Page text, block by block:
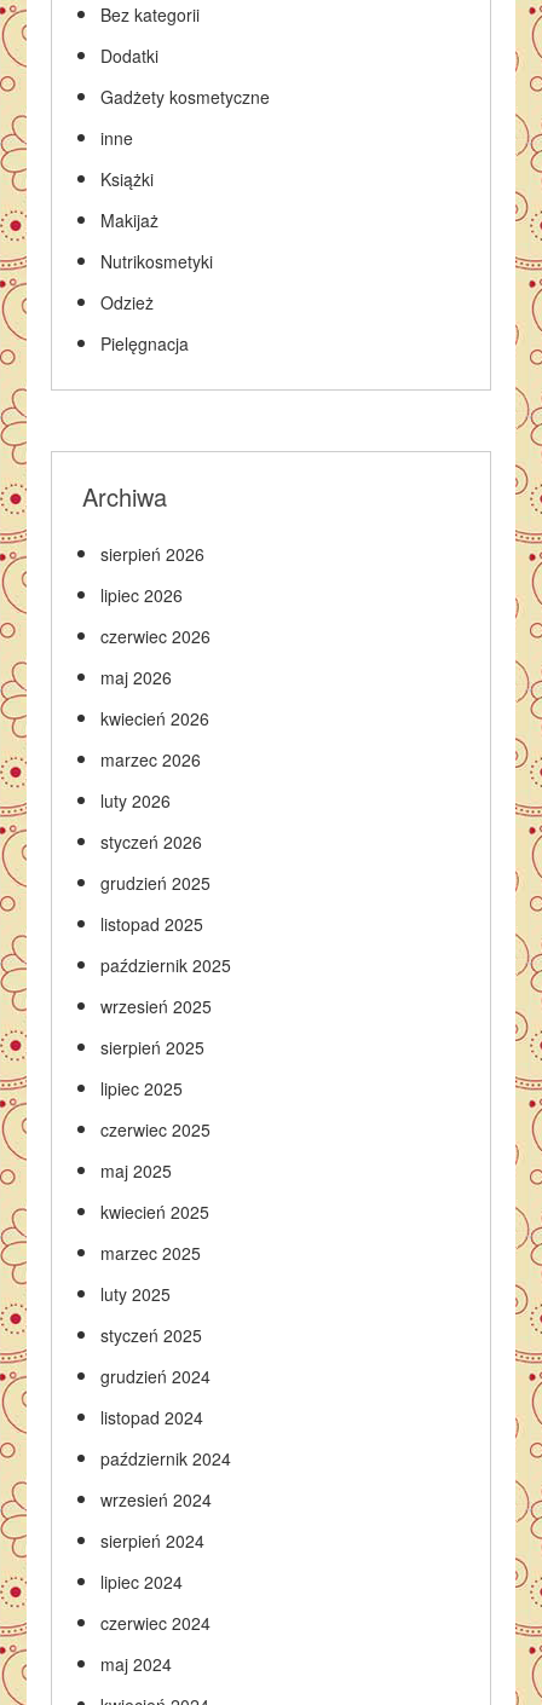
Bez kategorii
Dodatki
Gadżety kosmetyczne
inne
Książki
Makijaż
Nutrikosmetyki
Odzież
Pielęgnacja
Archiwa
sierpień 2026
lipiec 2026
czerwiec 2026
maj 2026
kwiecień 2026
marzec 2026
luty 2026
styczeń 2026
grudzień 2025
listopad 2025
październik 2025
wrzesień 2025
sierpień 2025
lipiec 2025
czerwiec 2025
maj 2025
kwiecień 2025
marzec 2025
luty 2025
styczeń 2025
grudzień 2024
listopad 2024
październik 2024
wrzesień 2024
sierpień 2024
lipiec 2024
czerwiec 2024
maj 2024